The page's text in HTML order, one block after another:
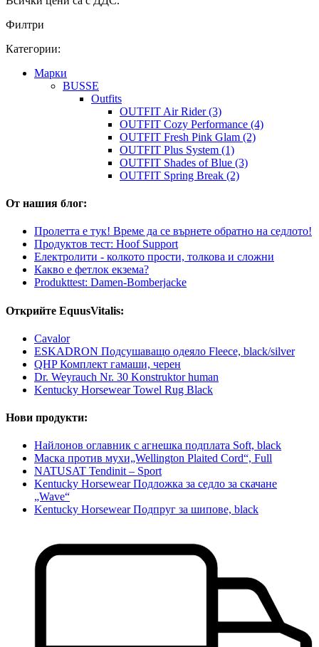
Филтри
Категории:
Марки
BUSSE
Outfits
OUTFIT Air Rider (3)
OUTFIT Cozy Performance (4)
OUTFIT Fresh Pink Glam (2)
OUTFIT Plus System (1)
OUTFIT Shades of Blue (3)
OUTFIT Spring Break (2)
От нашия блог:
Пролетта е тук! Време да се върнете обратно на седлото!
Продуктов тест: Hoof Support
Електролити - колкото прости, толкова и сложни
Какво е фетлок екзема?
Produkttest: Damen-Bomberjacke
Открийте EquusVitalis:
Cavalor
ESKADRON Подсушаващо одеяло Fleece, black/silver
QHP Комплект гамаши, черен
Dr. Weyrauch Nr. 30 Konstruktor human
Kentucky Horsewear Towel Rug Black
Нови продукти:
Найлонов оглавник с агнешка подплата Soft, black
Маска против мухи„Wellington Plaited Cord“, Full
NATUSAT Tendinit – Sport
Kentucky Horsewear Подложка за седло за скачане
„Wave“
Kentucky Horsewear Подпруг за шипове, black